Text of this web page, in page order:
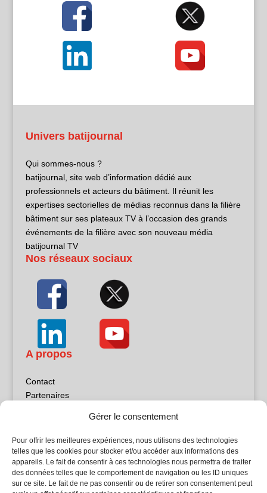
Gérer le consentement
Pour offrir les meilleures expériences, nous utilisons des technologies
telles que les cookies pour stocker et/ou accéder aux informations des
appareils. Le fait de consentir à ces technologies nous permettra de traiter
des données telles que le comportement de navigation ou les ID uniques
sur ce site. Le fait de ne pas consentir ou de retirer son consentement peut
Univers batijournal
Qui sommes-nous ?
batijournal, site web d’information dédié aux
professionnels et acteurs du bâtiment. Il réunit les
expertises sectorielles de médias reconnus dans la filière
bâtiment sur ses plateaux TV à l’occasion des grands
événements de la filière avec son nouveau média
batijournal TV
Nos réseaux sociaux
A propos
Contact
Partenaires
Politique de confidentialité
Sites partenaires
5Façades
Atrium Patrimoine